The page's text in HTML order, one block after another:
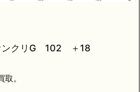
クリG 102 ＋18
。